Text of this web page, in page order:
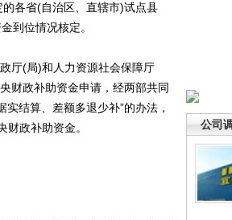
公司
各省(自治区、直辖市)试点县
到位情况核定。
厅(局)和人力资源社会保障厅
财政补助资金申请，经两部共同
结算、差额多退少补”的办法，
政补助资金。